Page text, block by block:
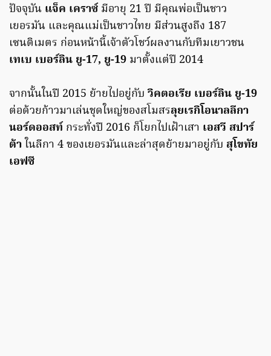
ปัจจุบัน แจ็ค เคราซ์ มีอายุ 21 ปี มีคุณพ่อเป็นชาว
เยอรมัน และคุณแม่เป็นชาวไทย มีส่วนสูงถึง 187
เซนติเมตร ก่อนหน้านี้เจ้าตัวโชว์ผลงานกับทีมเยาวชน
เทเบ เบอร์ลิน ยู-17, ยู-19 มาตั้งแต่ปี 2014
จากนั้นในปี 2015 ย้ายไปอยู่กับวิคตอเรีย เบอร์ลิน ยู-19
ต่อด้วยก้าวมาเล่นชุดใหญ่ของสโมสรลุยเรกิโอนาลลีกา
นอร์ดออสท์ กระทั่งปี 2016 ก็โยกไปเฝ้าเสา เอสวี สปาร์
ต้าในลีกา 4 ของเยอรมันและล่าสุดย้ายมาอยู่กับ สุโขทัย
เอฟซี